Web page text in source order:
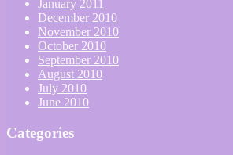
January 2011
December 2010
November 2010
October 2010
September 2010
August 2010
July 2010
June 2010
Categories